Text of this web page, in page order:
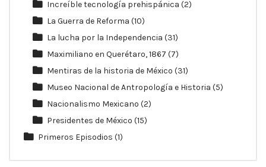
Increíble tecnología prehispánica (2)
La Guerra de Reforma (10)
La lucha por la Independencia (31)
Maximiliano en Querétaro, 1867 (7)
Mentiras de la historia de México (31)
Museo Nacional de Antropología e Historia (5)
Nacionalismo Mexicano (2)
Presidentes de México (15)
Primeros Episodios (1)